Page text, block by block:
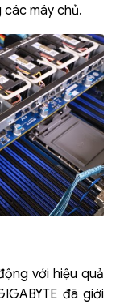
máy chủ.
với hiệu quả
đã giới